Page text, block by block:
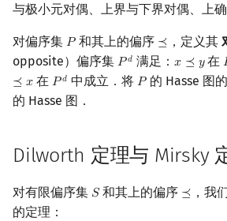
与极小元对偶、上界与下界对偶、上
对偏序集 𝑃
P 和其上的偏序 ⪯
⪯ ，定义其
opposite）偏序集 𝑃 𝑑
Pd 满足：𝑥 ⪯ 𝑦
x⪯y 在
⪯ 𝑥 在𝑃 𝑑
Pd 中成立．将𝑃
P 的 Hasse 图
的 Hasse 图．
Dilworth 定理与 Mirsky
对有限偏序集 𝑆
S和其上的偏序 ⪯
⪯ ，我
的定理：